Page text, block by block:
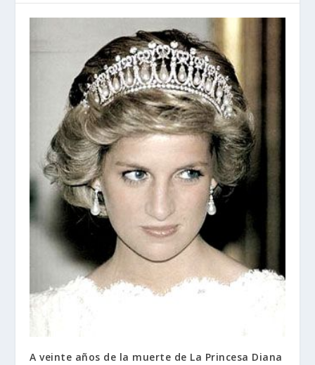
A veinte años de la muerte de La Princesa Diana